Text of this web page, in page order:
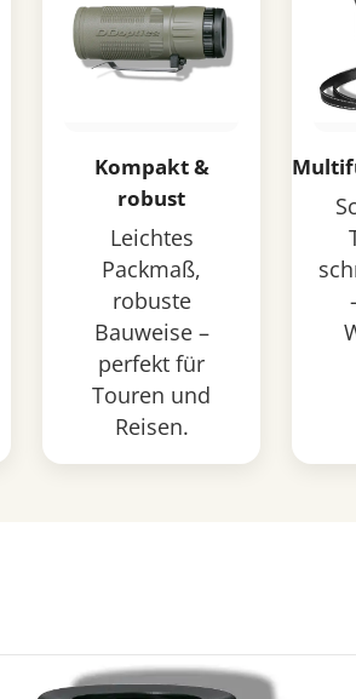
Kompakt &
robust
Leichtes
Packmaß,
robuste
Bauweise –
perfekt für
Touren und
Reisen.